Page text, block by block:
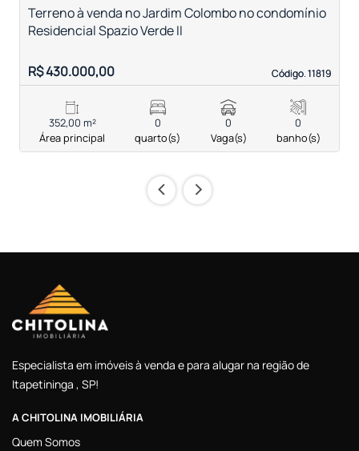
Código. 11819
Código. 11819
Terreno à venda no Jardim Colombo no condomínio
Residencial Spazio Verde II
R$ 430.000,00
352,00 m²
Área principal
0
quarto(s)
0
Vaga(s)
0
banho(s)
‹ ›
Especialista em imóveis à venda e para alugar na região de
Itapetininga , SP!
A CHITOLINA IMOBILIÁRIA
Quem Somos